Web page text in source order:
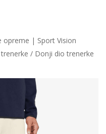
opreme | Sport Vision
Donji dio trenerke